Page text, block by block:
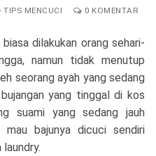
TIPS MENCUCI 0 KOMENTAR
dilakukan orang sehari-
namun tidak menutup
seorang ayah yang sedang
yang tinggal di kos
suami yang sedang jauh
bajunya dicuci sendiri